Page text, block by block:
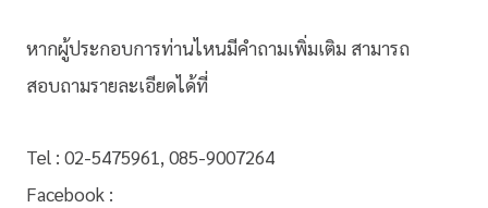
หากผู้ประกอบการท่านไหนมีคำถามเพิ่มเติม สามารถ
สอบถามรายละเอียดได้ที่
Tel : 02-5475961, 085-9007264
Facebook :